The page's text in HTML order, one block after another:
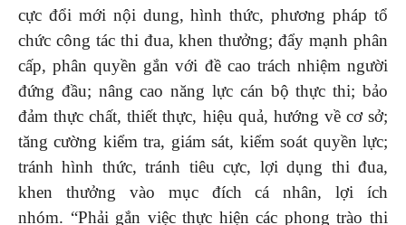
cực đổi mới nội dung, hình thức, phương pháp tổ
chức công tác thi đua, khen thưởng; đẩy mạnh phân
cấp, phân quyền gắn với đề cao trách nhiệm người
đứng đầu; nâng cao năng lực cán bộ thực thi; bảo
đảm thực chất, thiết thực, hiệu quả, hướng về cơ sở;
tăng cường kiểm tra, giám sát, kiểm soát quyền lực;
tránh hình thức, tránh tiêu cực, lợi dụng thi đua,
khen thưởng vào mục đích cá nhân, lợi ích
nhóm. “Phải gắn việc thực hiện các phong trào thi